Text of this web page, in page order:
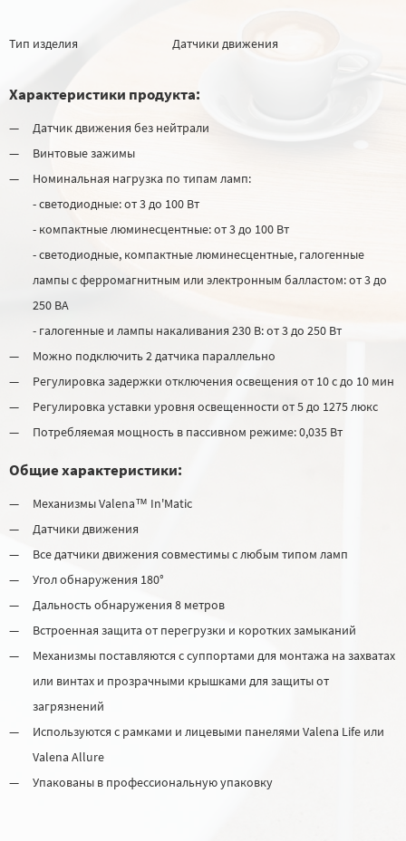
Тип изделия Датчики движения
Характеристики продукта:
Датчик движения без нейтрали
Винтовые зажимы
Номинальная нагрузка по типам ламп:
- светодиодные: от 3 до 100 Вт
- компактные люминесцентные: от 3 до 100 Вт
- светодиодные, компактные люминесцентные, галогенные
лампы с ферромагнитным или электронным балластом: от 3 до
250 ВА
- галогенные и лампы накаливания 230 В: от 3 до 250 Вт
Можно подключить 2 датчика параллельно
Регулировка задержки отключения освещения от 10 с до 10 мин
Регулировка уставки уровня освещенности от 5 до 1275 люкс
Потребляемая мощность в пассивном режиме: 0,035 Вт
Общие характеристики:
Механизмы Valena™ In'Matic
Датчики движения
Все датчики движения совместимы с любым типом ламп
Угол обнаружения 180°
Дальность обнаружения 8 метров
Встроенная защита от перегрузки и коротких замыканий
Механизмы поставляются с суппортами для монтажа на захватах
или винтах и прозрачными крышками для защиты от
загрязнений
Используются с рамками и лицевыми панелями Valena Life или
Valena Allure
Упакованы в профессиональную упаковку